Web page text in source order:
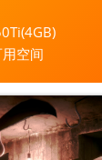
空间